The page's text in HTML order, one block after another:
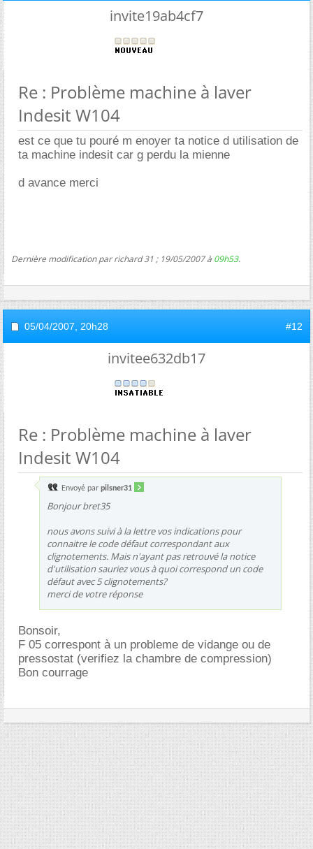
invite19ab4cf7
Re : Problème machine à laver
Indesit W104
est ce que tu pouré m enoyer ta notice d utilisation de
ta machine indesit car g perdu la mienne
d avance merci
Dernière modification par richard 31 ; 19/05/2007 à 09h53.
05/04/2007, 20h28 #12
invitee632db17
Re : Problème machine à laver
Indesit W104
Envoyé par pilsner31
Bonjour bret35
nous avons suivi à la lettre vos indications pour
connaitre le code défaut correspondant aux
clignotements. Mais n'ayant pas retrouvé la notice
d'utilisation sauriez vous à quoi correspond un code
défaut avec 5 clignotements?
merci de votre réponse
Bonsoir,
F 05 correspont à un probleme de vidange ou de
pressostat (verifiez la chambre de compression)
Bon courrage